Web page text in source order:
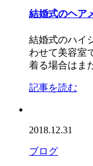
結婚式のヘア
結婚式のハイ
わせて美容室
着る場合はま
記事を読む
2018.12.31
ブログ